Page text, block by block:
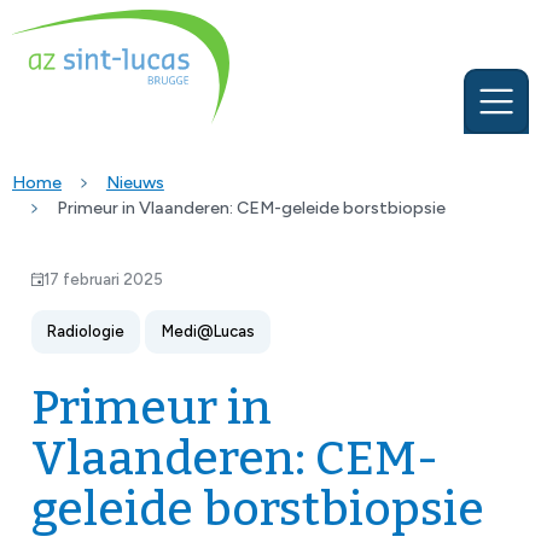
Home
Nieuws
Primeur in Vlaanderen: CEM-geleide borstbiopsie
17 februari 2025
Radiologie Medi@Lucas
Primeur in
Vlaanderen: CEM-
geleide borstbiopsie